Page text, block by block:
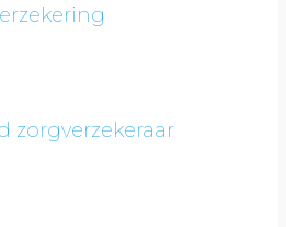
zorgverzekeraar